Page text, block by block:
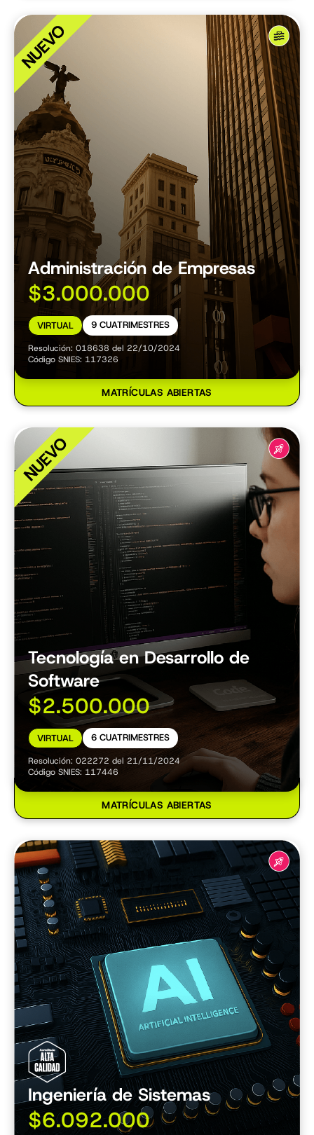
Administración de Empresas
$3.000.000
VIRTUAL 9 CUATRIMESTRES
Resolución: 018638 del 22/10/2024
Código SNIES: 117326
MATRÍCULAS ABIERTAS
Tecnología en Desarrollo de
Software
$2.500.000
VIRTUAL 6 CUATRIMESTRES
Resolución: 022272 del 21/11/2024
Código SNIES: 117446
MATRÍCULAS ABIERTAS
Ingeniería de Sistemas
$6.092.000